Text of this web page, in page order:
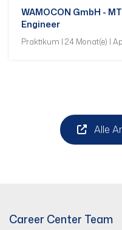
WAMOCON GmbH -
Engineer
Praktikum | 24 Monat(e) |
Alle
Career Center Team